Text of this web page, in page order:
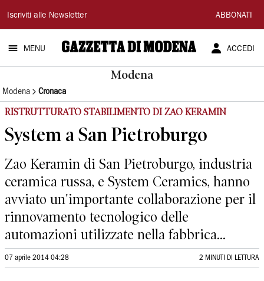
Gazzetta
di
Modena
Iscriviti alle Newsletter ABBONATI
MENU ACCEDI
Modena
Modena Cronaca
RISTRUTTURATO STABILIMENTO DI ZAO KERAMIN
System a San Pietroburgo
Zao Keramin di San Pietroburgo, industria
ceramica russa, e System Ceramics, hanno
avviato un'importante collaborazione per il
rinnovamento tecnologico delle
automazioni utilizzate nella fabbrica...
07 aprile 2014 04:28 2 MINUTI DI LETTURA